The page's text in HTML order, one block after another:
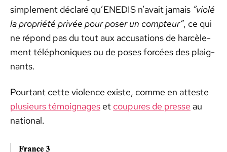
sim­ple­ment déclaré qu’ENEDIS n’avait jamais “vio­lé
la pro­priété privée pour pos­er un comp­teur”, ce qui
ne répond pas du tout aux accu­sa­tions de har­cèle­
ment télé­phoniques ou de pos­es for­cées des plaig­
nants.
Pour­tant cette vio­lence existe, comme en atteste
plusieurs témoignages et coupures de presse au
nation­al.